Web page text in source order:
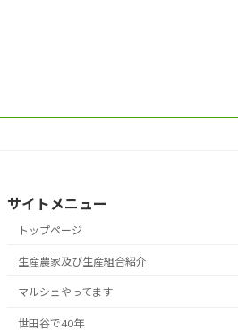
サイトメニュー
トップページ
生産農家及び生産組合紹介
マルシェやってます
世田谷で40年